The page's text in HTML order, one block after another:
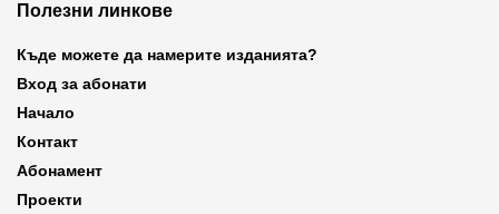
Полезни линкове
Къде можете да намерите изданията?
Вход за абонати
Начало
Контакт
Абонамент
Проекти